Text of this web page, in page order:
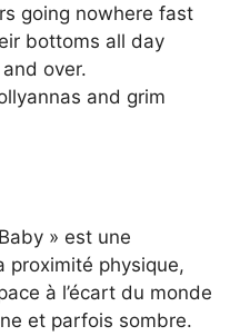
going nowhere fast
bottoms all day
over.
and grim
» est une
proximité physique,
à l’écart du monde
et parfois sombre.